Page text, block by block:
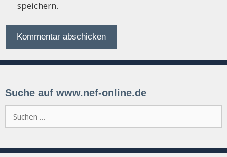
speichern.
Suche auf www.nef-online.de
nach: